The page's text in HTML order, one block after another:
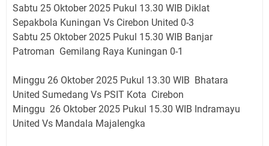
Sabtu 25 Oktober 2025 Pukul 13.30 WIB Diklat
Sepakbola Kuningan Vs Cirebon United 0-3
Sabtu 25 Oktober 2025 Pukul 15.30 WIB Banjar
Patroman Gemilang Raya Kuningan 0-1
Minggu 26 Oktober 2025 Pukul 13.30 WIB Bhatara
United Sumedang Vs PSIT Kota Cirebon
Minggu 26 Oktober 2025 Pukul 15.30 WIB Indramayu
United Vs Mandala Majalengka